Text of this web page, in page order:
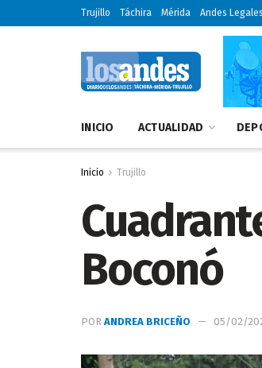
Trujillo Táchira Mérida Andes Legales
INICIO ACTUALIDAD
Inicio Trujillo
Boconó
POR ANDREA BRICEÑO 05/02/